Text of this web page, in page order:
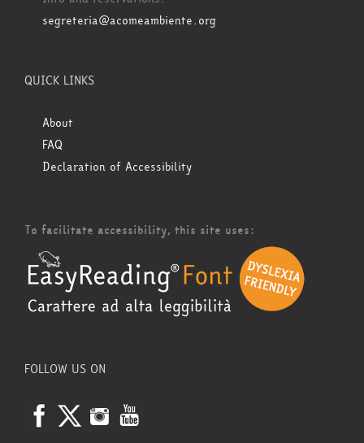
segreteria@acomeambiente.org
QUICK LINKS
About
FAQ
Declaration of Accessibility
To facilitate accessibility, this site uses:
FOLLOW US ON